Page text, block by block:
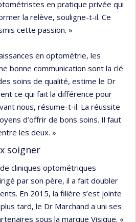
en pratique privée qui
la relève, souligne-t-il. Ce
cette passion. »
en optométrie, les
bonne communication sont la clé
soins de qualité, estime le Dr
ce qui fait la différence pour
nous, résume-t-il. La réussite
d’offrir de bons soins. Il faut
les deux. »
soigner
cliniques optométriques
par son père, il a fait doubler
En 2015, la filière s’est jointe
tard, le Dr Marchand a uni ses
sous la marque Visique. «